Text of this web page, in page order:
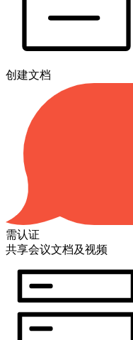
创建文档
需认证
共享会议文档及视频